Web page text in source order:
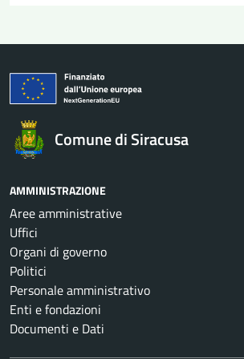
Comune di Siracusa
AMMINISTRAZIONE
Aree amministrative
Uffici
Organi di governo
Politici
Personale amministrativo
Enti e fondazioni
Documenti e Dati